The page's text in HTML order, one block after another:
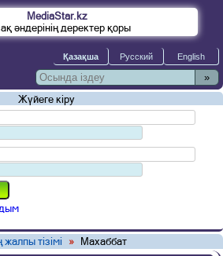
MediaStar.kz
әндерінің деректер қоры
»
Жүйеге кіру
тізімі »
Махаббат